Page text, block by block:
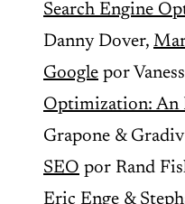
Search Engine
Danny Dover,
Google por
Optimization: An
Grapone &
SEO por Rand
Eric Enge &